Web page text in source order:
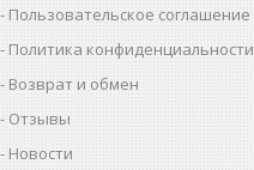
Пользовательское соглашение
Политика конфиденциальности
Возврат и обмен
Отзывы
Новости